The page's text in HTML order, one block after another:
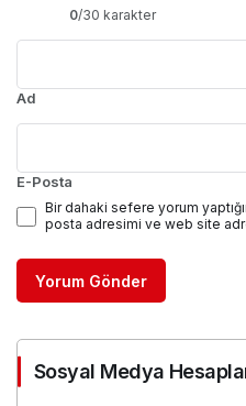
0/30 karakter
Ad
E-Posta
Bir dahaki sefere yorum
posta adresimi ve web site
Yorum Gönder
Sosyal Medya